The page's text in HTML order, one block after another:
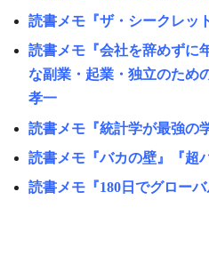
読書メモ『ザ・シークレッ
読書メモ『会社を辞めずに
な副業・起業・独立のため
孝一
読書メモ『統計学が最強の
読書メモ『バカの壁』『超
読書メモ『180日でグロー